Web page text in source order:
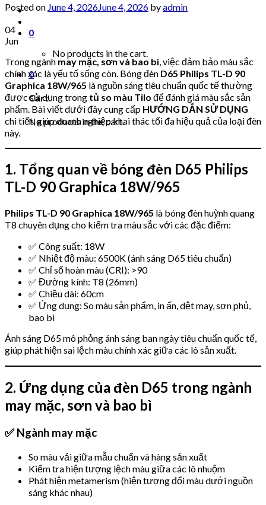
0
No products in the cart.
0
Cart
No products in the cart.
Posted on June 4, 2026June 4, 2026 byadmin
04
Jun
Trong ngành may mặc, sơn và bao bì , việc đảm bảo màu sắc
chính xác là yếu tố sống còn. Bóng đèn D65 Philips TL-D 90
Graphica 18W/965 là nguồn sáng tiêu chuẩn quốc tế thường
được sử dụng trong tủ so màu Tilo để đánh giá màu sắc sản
phẩm. Bài viết dưới đây cung cấp HƯỚNG DẪN SỬ DỤNG
chi tiết, giúp doanh nghiệp khai thác tối đa hiệu quả của loại đèn
này.
1. Tổng quan về bóng đèn D65 Philips
TL-D 90 Graphica 18W/965
Philips TL-D 90 Graphica 18W/965 là bóng đèn huỳnh quang
T8 chuyên dụng cho kiểm tra màu sắc với các đặc điểm:
✅ Công suất: 18W
✅ Nhiệt độ màu: 6500K (ánh sáng D65 tiêu chuẩn)
✅ Chỉ số hoàn màu (CRI): >90
✅ Đường kính: T8 (26mm)
✅ Chiều dài: 60cm
✅ Ứng dụng: So màu sản phẩm, in ấn, dệt may, sơn phủ,
bao bì
Ánh sáng D65 mô phỏng ánh sáng ban ngày tiêu chuẩn quốc tế,
giúp phát hiện sai lệch màu chính xác giữa các lô sản xuất.
2. Ứng dụng của đèn D65 trong ngành
may mặc, sơn và bao bì
✅ Ngành may mặc
So màu vải giữa mẫu chuẩn và hàng sản xuất
Kiểm tra hiện tượng lệch màu giữa các lô nhuộm
Phát hiện metamerism (hiện tượng đổi màu dưới nguồn
sáng khác nhau)